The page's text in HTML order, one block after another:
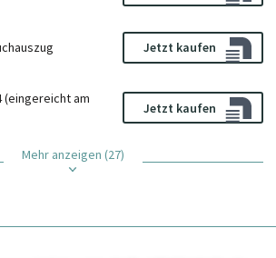
Jetzt kaufen
(eingereicht am
Jetzt kaufen
Mehr anzeigen (27)